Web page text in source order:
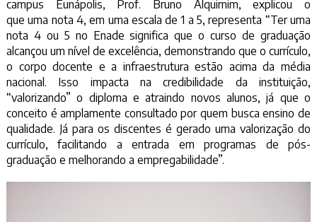
campus Eunápolis, Prof. Bruno Alquimim, explicou o
que uma nota 4, em uma escala de 1 a 5, representa “Ter uma
nota 4 ou 5 no Enade significa que o curso de graduação
alcançou um nível de excelência, demonstrando que o currículo,
o corpo docente e a infraestrutura estão acima da média
nacional. Isso impacta na credibilidade da instituição,
“valorizando” o diploma e atraindo novos alunos, já que o
conceito é amplamente consultado por quem busca ensino de
qualidade. Já para os discentes é gerado uma valorização do
currículo, facilitando a entrada em programas de pós-
graduação e melhorando a empregabilidade”.